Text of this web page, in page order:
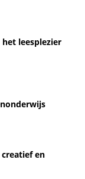
leesplezier
en